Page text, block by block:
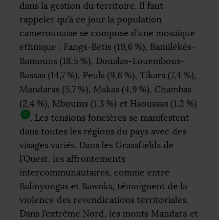
dans la gestion du territoire. Il faut
rappeler qu’à ce jour la population
camerounaise se compose d’une mosaïque
ethnique : Fangs-Bétis (19,6 %), Bamilékés-
Bamouns (18,5 %), Doualas-Louembous-
Bassas (14,7 %), Peuls (9,6 %), Tikars (7,4 %),
Mandaras (5,7 %), Makas (4,9 %), Chambas
(2,4 %), Mboums (1,3 %) et Haoussas (1,2 %)
7
. Les tensions foncières se manifestent
dans toutes les régions du pays avec des
visages variés. Dans les Grassfields de
l’Ouest, les affrontements
intercommunautaires, comme entre
Balinyongas et Bawoks, témoignent de la
violence des revendications territoriales.
Dans l’extrême Nord, les monts Mandara et